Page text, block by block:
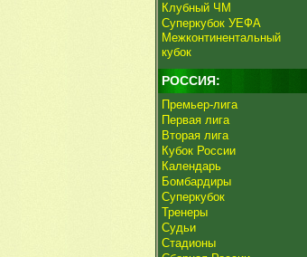
Клубный ЧМ
Суперкубок УЕФА
Межконтинентальный
кубок
РОССИЯ:
Премьер-лига
Первая лига
Вторая лига
Кубок России
Календарь
Бомбардиры
Суперкубок
Тренеры
Судьи
Стадионы